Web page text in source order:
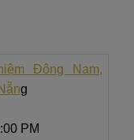
Đông Nam,
g
PM